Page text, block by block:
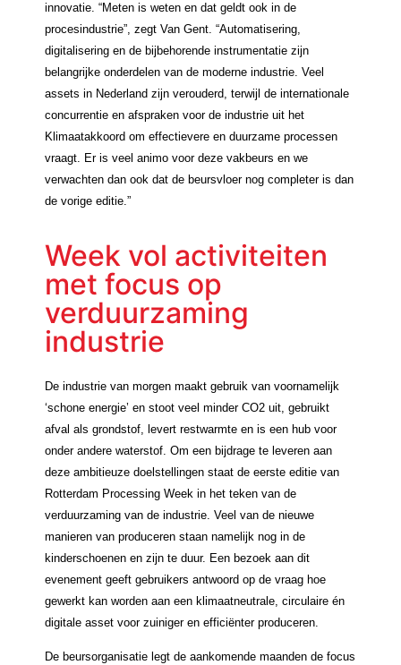
innovatie. “Meten is weten en dat geldt ook in de
procesindustrie”, zegt Van Gent. “Automatisering,
digitalisering en de bijbehorende instrumentatie zijn
belangrijke onderdelen van de moderne industrie. Veel
assets in Nederland zijn verouderd, terwijl de internationale
concurrentie en afspraken voor de industrie uit het
Klimaatakkoord om effectievere en duurzame processen
vraagt. Er is veel animo voor deze vakbeurs en we
verwachten dan ook dat de beursvloer nog completer is dan
de vorige editie.”
Week vol activiteiten
met focus op
verduurzaming
industrie
De industrie van morgen maakt gebruik van voornamelijk
‘schone energie’ en stoot veel minder CO2 uit, gebruikt
afval als grondstof, levert restwarmte en is een hub voor
onder andere waterstof. Om een bijdrage te leveren aan
deze ambitieuze doelstellingen staat de eerste editie van
Rotterdam Processing Week in het teken van de
verduurzaming van de industrie. Veel van de nieuwe
manieren van produceren staan namelijk nog in de
kinderschoenen en zijn te duur. Een bezoek aan dit
evenement geeft gebruikers antwoord op de vraag hoe
gewerkt kan worden aan een klimaatneutrale, circulaire én
digitale asset voor zuiniger en efficiënter produceren.
De beursorganisatie legt de aankomende maanden de focus